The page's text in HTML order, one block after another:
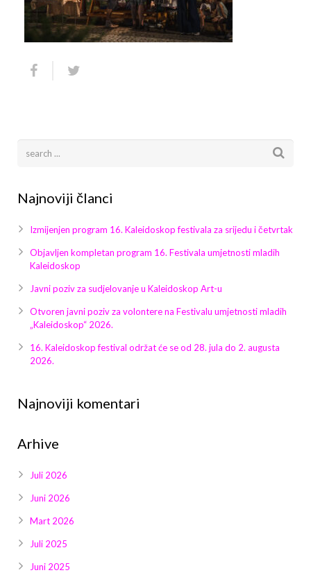
Video 2011
Video 2015
Video 2018
Galerija 2010
Galerija 2014
Galerija 2017
Galerija 2018
Galerija 2019
Galerija 2022
Galerija 2024
Galerija 2025
Arhiva
Najnoviji članci
Izmijenjen program 16. Kaleidoskop festivala za srijedu i četvrtak
Objavljen kompletan program 16. Festivala umjetnosti mladih
Kaleidoskop
Javni poziv za sudjelovanje u Kaleidoskop Art-u
Otvoren javni poziv za volontere na Festivalu umjetnosti mladih
„Kaleidoskop“ 2026.
16. Kaleidoskop festival održat će se od 28. jula do 2. augusta
2026.
Najnoviji komentari
Arhive
Juli 2026
Juni 2026
Mart 2026
Juli 2025
Juni 2025